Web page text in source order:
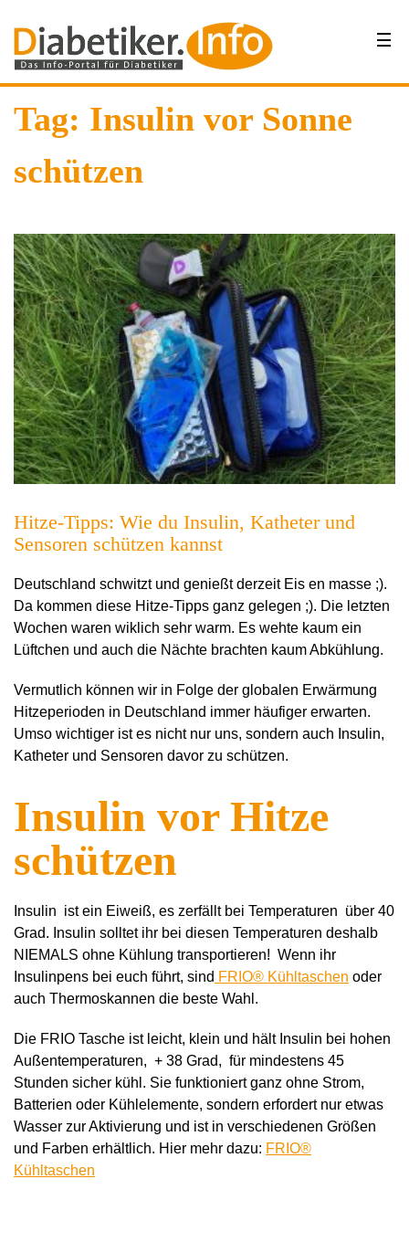
Tag: Insulin vor Sonne
schützen
Hitze-Tipps: Wie du Insulin, Katheter und
Sensoren schützen kannst
Deutschland schwitzt und genießt derzeit Eis en masse ;).
Da kommen diese Hitze-Tipps ganz gelegen ;). Die letzten
Wochen waren wiklich sehr warm. Es wehte kaum ein
Lüftchen und auch die Nächte brachten kaum Abkühlung.
Vermutlich können wir in Folge der globalen Erwärmung
Hitzeperioden in Deutschland immer häufiger erwarten.
Umso wichtiger ist es nicht nur uns, sondern auch Insulin,
Katheter und Sensoren davor zu schützen.
Insulin vor Hitze
schützen
Insulin ist ein Eiweiß, es zerfällt bei Temperaturen über 40
Grad. Insulin solltet ihr bei diesen Temperaturen deshalb
NIEMALS ohne Kühlung transportieren! Wenn ihr
Insulinpens bei euch führt, sind FRIO® Kühltaschen oder
auch Thermoskannen die beste Wahl.
Die FRIO Tasche ist leicht, klein und hält Insulin bei hohen
Außentemperaturen, + 38 Grad, für mindestens 45
Stunden sicher kühl. Sie funktioniert ganz ohne Strom,
Batterien oder Kühlelemente, sondern erfordert nur etwas
Wasser zur Aktivierung und ist in verschiedenen Größen
und Farben erhältlich. Hier mehr dazu: FRIO®
Kühltaschen